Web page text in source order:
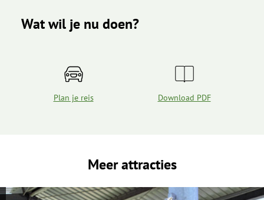
Wat wil je nu doen?
Plan je reis Download PDF
Meer attracties